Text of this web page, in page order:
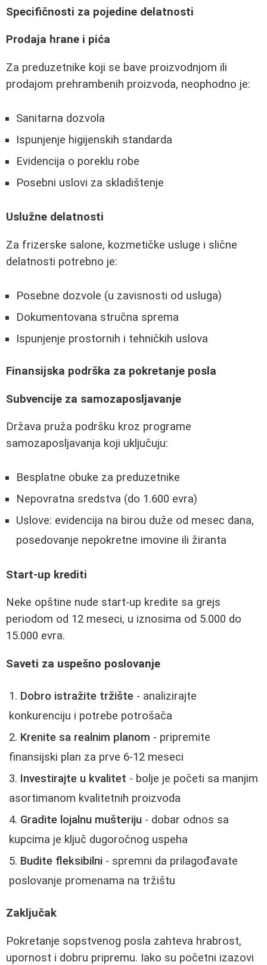
Specifičnosti za pojedine delatnosti
Prodaja hrane i pića
Za preduzetnike koji se bave proizvodnjom ili
prodajom prehrambenih proizvoda, neophodno je:
Sanitarna dozvola
Ispunjenje higijenskih standarda
Evidencija o poreklu robe
Posebni uslovi za skladištenje
Uslužne delatnosti
Za frizerske salone, kozmetičke usluge i slične
delatnosti potrebno je:
Posebne dozvole (u zavisnosti od usluga)
Dokumentovana stručna sprema
Ispunjenje prostornih i tehničkih uslova
Finansijska podrška za pokretanje posla
Subvencije za samozaposljavanje
Država pruža podršku kroz programe
samozaposljavanja koji uključuju:
Besplatne obuke za preduzetnike
Nepovratna sredstva (do 1.600 evra)
Uslove: evidencija na birou duže od mesec dana,
posedovanje nepokretne imovine ili žiranta
Start-up krediti
Neke opštine nude start-up kredite sa grejs
periodom od 12 meseci, u iznosima od 5.000 do
15.000 evra.
Saveti za uspešno poslovanje
Dobro istražite tržište - analizirajte
konkurenciju i potrebe potrošača
Krenite sa realnim planom - pripremite
finansijski plan za prve 6-12 meseci
Investirajte u kvalitet - bolje je početi sa manjim
asortimanom kvalitetnih proizvoda
Gradite lojalnu mušteriju - dobar odnos sa
kupcima je ključ dugoročnog uspeha
Budite fleksibilni - spremni da prilagođavate
poslovanje promenama na tržištu
Zaključak
Pokretanje sopstvenog posla zahteva hrabrost,
upornost i dobru pripremu. Iako su početni izazovi